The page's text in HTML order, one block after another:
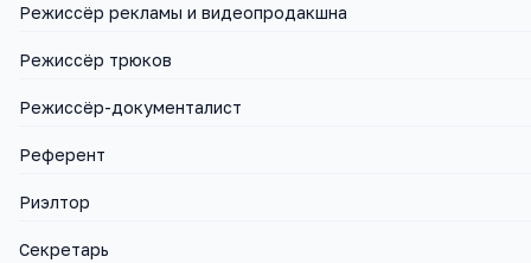
Режиссёр рекламы и видеопродакшна
Режиссёр трюков
Режиссёр-документалист
Референт
Риэлтор
Секретарь